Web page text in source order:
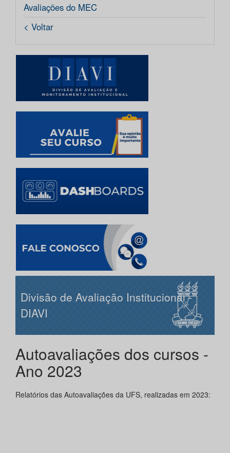
Avaliações do MEC
< Voltar
Divisão de Avaliação Institucional -
DIAVI
Autoavaliações dos cursos -
Ano 2023
Relatórios das Autoavaliações da UFS, realizadas em 2023: